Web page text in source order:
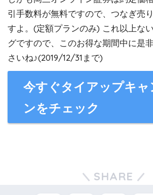
引手数料が無料ですので、つなぎ売
すよ。(定額プランのみ) これ以上な
グですので、このお得な期間中に是
さいね♪(2019/12/31まで)
今すぐタイアップキャ
ンをチェック
SHARE